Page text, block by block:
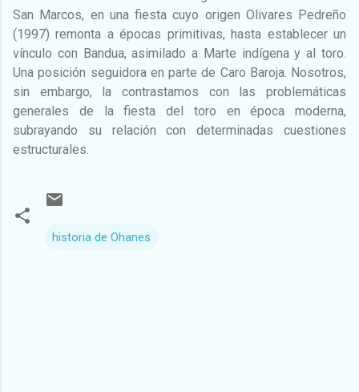
San Marcos, en una fiesta cuyo origen Olivares Pedreño
(1997) remonta a épocas primitivas, hasta establecer un
vínculo con Bandua, asimilado a Marte indígena y al toro.
Una posición seguidora en parte de Caro Baroja. Nosotros,
sin embargo, la contrastamos con las problemáticas
generales de la fiesta del toro en época moderna,
subrayando su relación con determinadas cuestiones
estructurales.
historia de Ohanes